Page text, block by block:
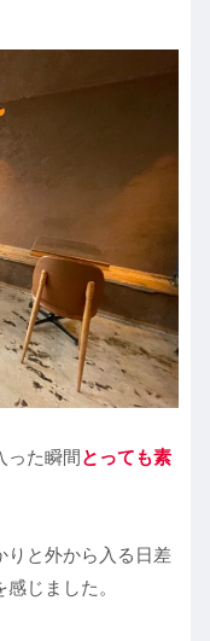
った瞬間とっても素
りと外から入る日差
じました。